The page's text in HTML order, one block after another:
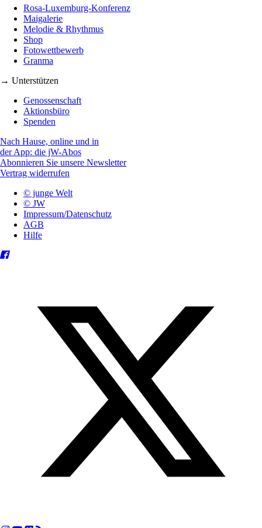
Rosa-Luxemburg-Konferenz
Maigalerie
Melodie & Rhythmus
Shop
Fotowettbewerb
Granma
→ Unterstützen
Genossenschaft
Aktionsbüro
Spenden
Nach Hause, online und in
der App: die jW-Abos
Abonnieren Sie unsere Newsletter
Vertrag widerrufen
© junge Welt
© JW
Impressum/Datenschutz
AGB
Hilfe